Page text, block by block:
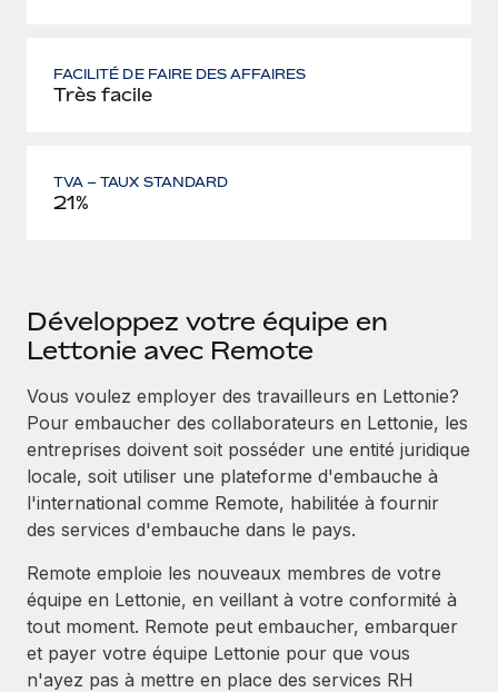
FACILITÉ DE FAIRE DES AFFAIRES
Très facile
TVA – TAUX STANDARD
21%
Développez votre équipe en
Lettonie avec Remote
Vous voulez employer des travailleurs en Lettonie?
Pour embaucher des collaborateurs en Lettonie, les
entreprises doivent soit posséder une entité juridique
locale, soit utiliser une plateforme d'embauche à
l'international comme Remote, habilitée à fournir
des services d'embauche dans le pays.
Remote emploie les nouveaux membres de votre
équipe en Lettonie, en veillant à votre conformité à
tout moment. Remote peut embaucher, embarquer
et payer votre équipe Lettonie pour que vous
n'ayez pas à mettre en place des services RH